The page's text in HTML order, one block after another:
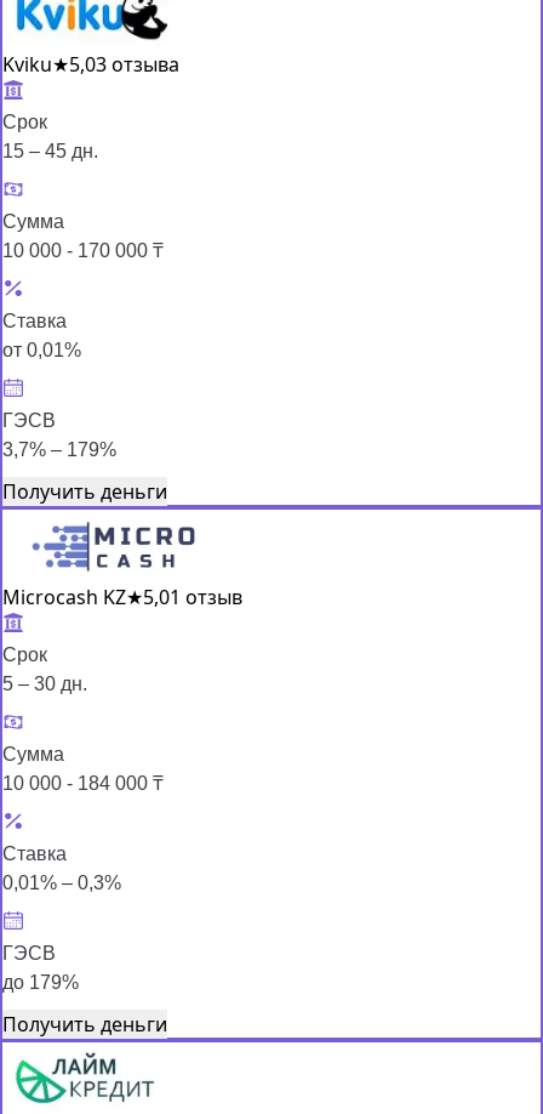
Kviku★5,03 отзыва
Срок
15 – 45 дн.
Сумма
10 000 - 170 000 ₸
Ставка
от 0,01%
ГЭСВ
3,7% – 179%
Получить деньги
Microcash KZ★5,01 отзыв
Срок
5 – 30 дн.
Сумма
10 000 - 184 000 ₸
Ставка
0,01% – 0,3%
ГЭСВ
до 179%
Получить деньги